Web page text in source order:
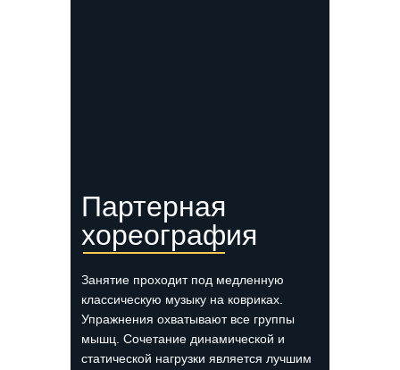
Партерная
хореография
Занятие проходит под медленную
классическую музыку на ковриках.
Упражнения охватывают все группы
мышц. Сочетание динамической и
статической нагрузки является лучшим